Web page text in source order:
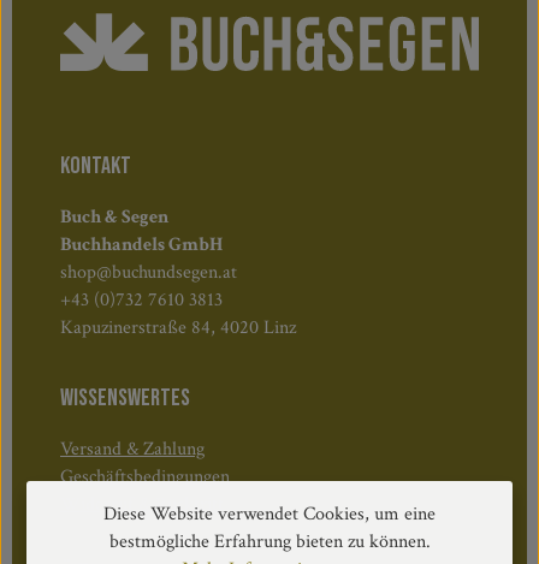
KONTAKT
Buch & Segen
Buchhandels GmbH
shop@buchundsegen.at
+43 (0)732 7610 3813
Kapuzinerstraße 84, 4020 Linz
WISSENSWERTES
Versand & Zahlung
Geschäftsbedingungen
Widerruf & Rücktritt
Diese Website verwendet Cookies, um eine
bestmögliche Erfahrung bieten zu können.